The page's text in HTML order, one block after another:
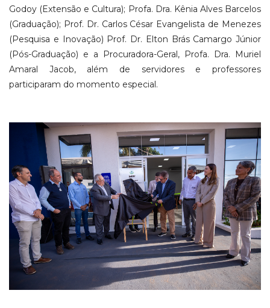
Godoy (Extensão e Cultura); Profa. Dra. Kênia Alves Barcelos
(Graduação); Prof. Dr. Carlos César Evangelista de Menezes
(Pesquisa e Inovação) Prof. Dr. Elton Brás Camargo Júnior
(Pós-Graduação) e a Procuradora-Geral, Profa. Dra. Muriel
Amaral Jacob, além de servidores e professores
participaram do momento especial.